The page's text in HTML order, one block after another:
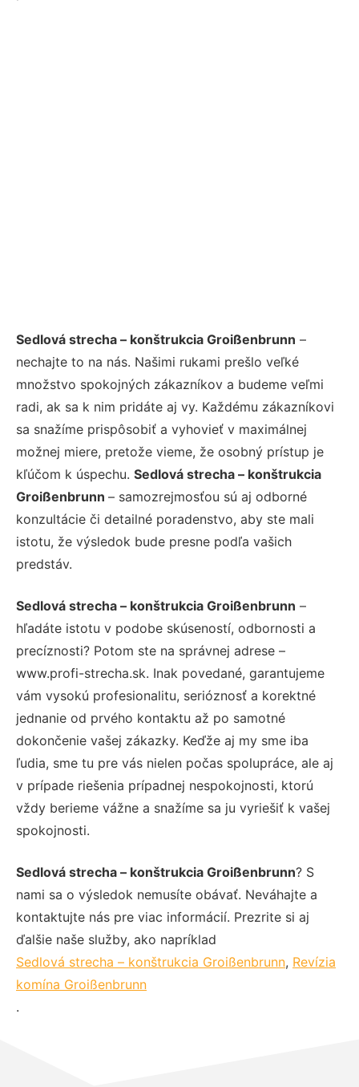
Sedlová strecha – konštrukcia Groißenbrunn –
nechajte to na nás. Našimi rukami prešlo veľké
množstvo spokojných zákazníkov a budeme veľmi
radi, ak sa k nim pridáte aj vy. Každému zákazníkovi
sa snažíme prispôsobiť a vyhovieť v maximálnej
možnej miere, pretože vieme, že osobný prístup je
kľúčom k úspechu. Sedlová strecha – konštrukcia
Groißenbrunn – samozrejmosťou sú aj odborné
konzultácie či detailné poradenstvo, aby ste mali
istotu, že výsledok bude presne podľa vašich
predstáv.
Sedlová strecha – konštrukcia Groißenbrunn –
hľadáte istotu v podobe skúseností, odbornosti a
precíznosti? Potom ste na správnej adrese –
www.profi-strecha.sk. Inak povedané, garantujeme
vám vysokú profesionalitu, serióznosť a korektné
jednanie od prvého kontaktu až po samotné
dokončenie vašej zákazky. Keďže aj my sme iba
ľudia, sme tu pre vás nielen počas spolupráce, ale aj
v prípade riešenia prípadnej nespokojnosti, ktorú
vždy berieme vážne a snažíme sa ju vyriešiť k vašej
spokojnosti.
Sedlová strecha – konštrukcia Groißenbrunn? S
nami sa o výsledok nemusíte obávať. Neváhajte a
kontaktujte nás pre viac informácií. Prezrite si aj
ďalšie naše služby, ako napríklad
Sedlová strecha – konštrukcia Groißenbrunn, Revízia
komína Groißenbrunn
.